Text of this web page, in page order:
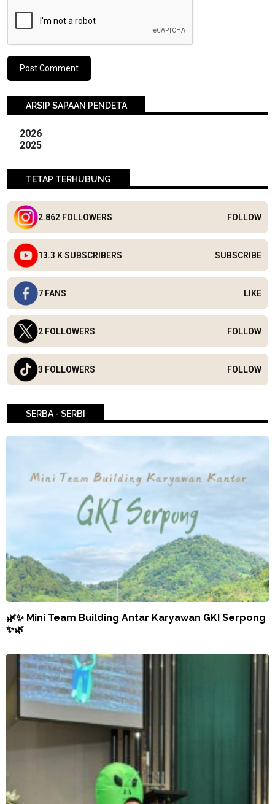
ARSIP SAPAAN PENDETA
2026
2025
TETAP TERHUBUNG
2.862 FOLLOWERS FOLLOW
13.3 K SUBSCRIBERS SUBSCRIBE
7 FANS LIKE
2 FOLLOWERS FOLLOW
3 FOLLOWERS FOLLOW
SERBA - SERBI
🌿✨ Mini Team Building Antar Karyawan GKI Serpong
✨🌿